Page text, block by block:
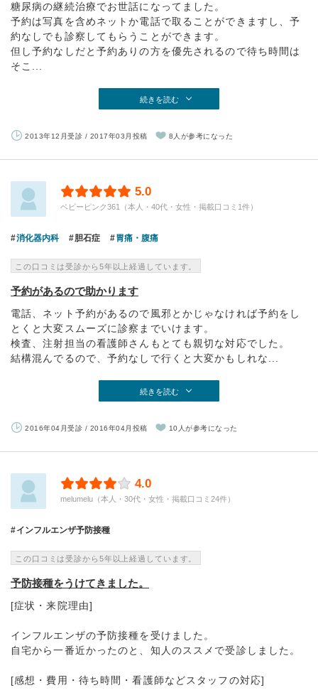
糖尿病の継続治療でお世話になってました。
予約は写真を含めネットか電話で取ることができますし、予
約なしでも診察してもらうことができます。
但し予約なしだと予約ありの方を優先されるので待ち時間は
そこ...
続きを読む
2013年12月受診 / 2017年03月投稿 8人が参考になった
5.0
ベビーピンク361（本人・40代・女性・掲載口コミ1件）
消化器内科 胆石症 胃痛・腹痛
この口コミは受診から5年以上経過しています。
予約があるので助かります
電話、ネット予約があるので風邪とかじゃなければ予約をし
とくと大変スムーズに診察までいけます。
検査、注射担当の看護師さんもとても親切な対応でした。
結構混んでるので、予約なしで行くと大変かもしれな...
続きを読む
2016年04月受診 / 2016年04月投稿 10人が参考になった
4.0
melumelu（本人・30代・女性・掲載口コミ24件）
インフルエンザ予防接種
この口コミは受診から5年以上経過しています。
予防接種をうけてきました。
[症状・来院理由]
インフルエンザの予防接種を受けました。
自宅から一番近かったのと、知人のススメで受診しました。
[感想・費用・待ち時間・看護師などスタッフの対応]